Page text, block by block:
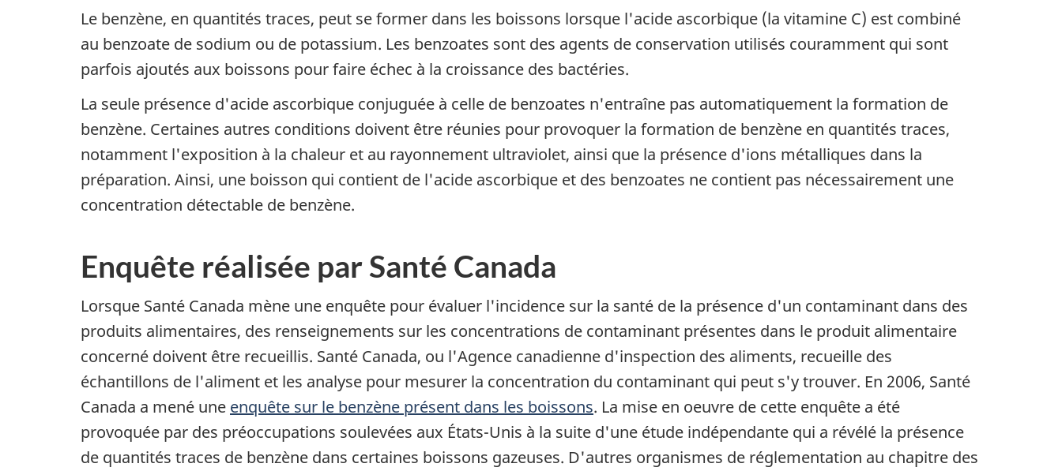
Le benzène, en quantités traces, peut se former dans les boissons lorsque l'acide ascorbique (la vitamine C) est combiné
au benzoate de sodium ou de potassium. Les benzoates sont des agents de conservation utilisés couramment qui sont
parfois ajoutés aux boissons pour faire échec à la croissance des bactéries.
La seule présence d'acide ascorbique conjuguée à celle de benzoates n'entraîne pas automatiquement la formation de
benzène. Certaines autres conditions doivent être réunies pour provoquer la formation de benzène en quantités traces,
notamment l'exposition à la chaleur et au rayonnement ultraviolet, ainsi que la présence d'ions métalliques dans la
préparation. Ainsi, une boisson qui contient de l'acide ascorbique et des benzoates ne contient pas nécessairement une
concentration détectable de benzène.
Enquête réalisée par Santé Canada
Lorsque Santé Canada mène une enquête pour évaluer l'incidence sur la santé de la présence d'un contaminant dans des
produits alimentaires, des renseignements sur les concentrations de contaminant présentes dans le produit alimentaire
concerné doivent être recueillis. Santé Canada, ou l'Agence canadienne d'inspection des aliments, recueille des
échantillons de l'aliment et les analyse pour mesurer la concentration du contaminant qui peut s'y trouver. En 2006, Santé
Canada a mené une enquête sur le benzène présent dans les boissons. La mise en oeuvre de cette enquête a été
provoquée par des préoccupations soulevées aux États-Unis à la suite d'une étude indépendante qui a révélé la présence
de quantités traces de benzène dans certaines boissons gazeuses. D'autres organismes de réglementation au chapitre des